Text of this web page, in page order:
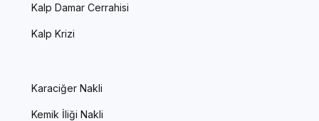
Kalp Damar Cerrahisi
Kalp Krizi
Karaciğer Nakli
Kemik İliği Nakli